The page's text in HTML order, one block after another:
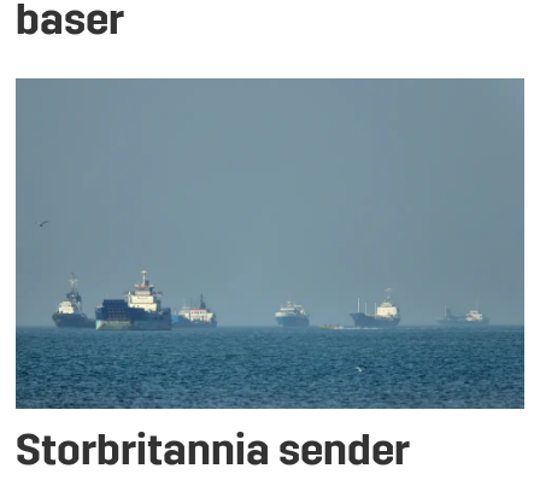
baser
Storbritannia sender